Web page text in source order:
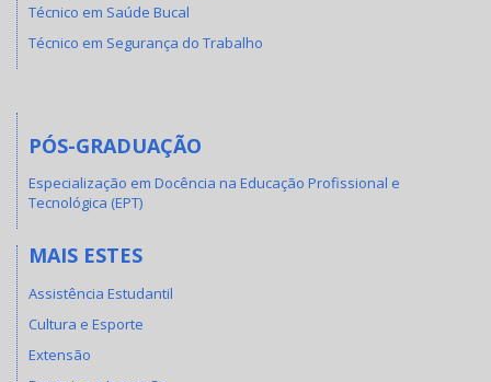
Técnico em Saúde Bucal
Técnico em Segurança do Trabalho
PÓS-GRADUAÇÃO
Especialização em Docência na Educação Profissional e
Tecnológica (EPT)
MAIS ESTES
Assistência Estudantil
Cultura e Esporte
Extensão